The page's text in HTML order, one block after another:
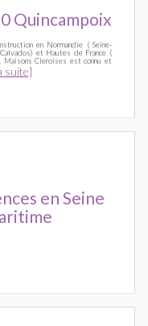
Quincampoix
en Normandie ( Seine-
et Hautes de France (
Maisons Cleroises est connu et
suite]
en Seine